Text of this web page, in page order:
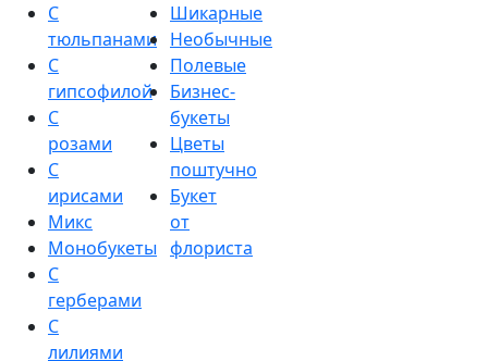
С
тюльпанами
С
гипсофилой
С
розами
С
ирисами
Микс
Монобукеты
С
герберами
С
лилиями
Шикарные
Необычные
Полевые
Бизнес-
букеты
Цветы
поштучно
Букет
от
флориста